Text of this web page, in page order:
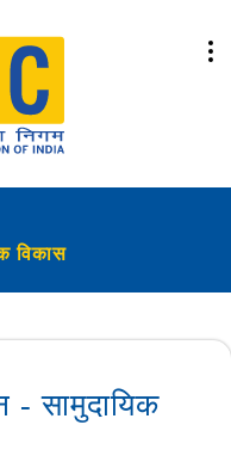
विकास
सामुदायिक